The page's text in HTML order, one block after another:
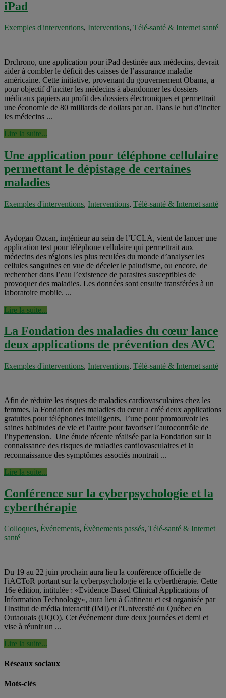
iPad
Exemples d'interventions, Interventions, Télé-santé & Internet santé
Drchrono, une application pour iPad destinée aux médecins, devrait
aider à combler le déficit des caisses de l’assurance maladie
américaine. Cette initiative, provenant du gouvernement Obama, a
pour objectif d’inciter les médecins à abandonner les dossiers
médicaux papiers au profit des dossiers électroniques et permettrait
une économie de 80 milliards de dollars par an. Dans le but d’inciter
les médecins ...
Lire la suite...
Une application pour téléphone cellulaire
permettant le dépistage de certaines
maladies
Exemples d'interventions, Interventions, Télé-santé & Internet santé
Aydogan Ozcan, ingénieur au sein de l’UCLA, vient de lancer une
application test pour téléphone cellulaire qui permettrait aux
médecins des régions les plus reculées du monde d’analyser les
cellules sanguines en vue de déceler le paludisme, ou encore, de
rechercher dans l’eau l’existence de parasites susceptibles de
provoquer des maladies. Les données sont ensuite transférées à un
laboratoire mobile. ...
Lire la suite...
La Fondation des maladies du cœur lance
deux applications de prévention des AVC
Exemples d'interventions, Interventions, Télé-santé & Internet santé
Afin de réduire les risques de maladies cardiovasculaires chez les
femmes, la Fondation des maladies du cœur a créé deux applications
gratuites pour téléphones intelligents, l’une pour promouvoir les
saines habitudes de vie et l’autre pour favoriser l’autocontrôle de
l’hypertension. Une étude récente réalisée par la Fondation sur la
connaissance des risques de maladies cardiovasculaires et la
reconnaissance des symptômes associés montrait ...
Lire la suite...
Conférence sur la cyberpsychologie et la
cyberthérapie
Colloques, Événements, Évènements passés, Télé-santé & Internet
santé
Du 19 au 22 juin prochain aura lieu la conférence officielle de
l'iACToR portant sur la cyberpsychologie et la cyberthérapie. Cette
16e édition, intitulée : «Evidence-Based Clinical Applications of
Information Technology», aura lieu à Gatineau et est organisée par
l'Institut de média interactif (IMI) et l'Université du Québec en
Outaouais (UQO). Cet événement dure deux journées et demi et
vise à réunir un ...
Lire la suite...
Réseaux sociaux
Mots-clés